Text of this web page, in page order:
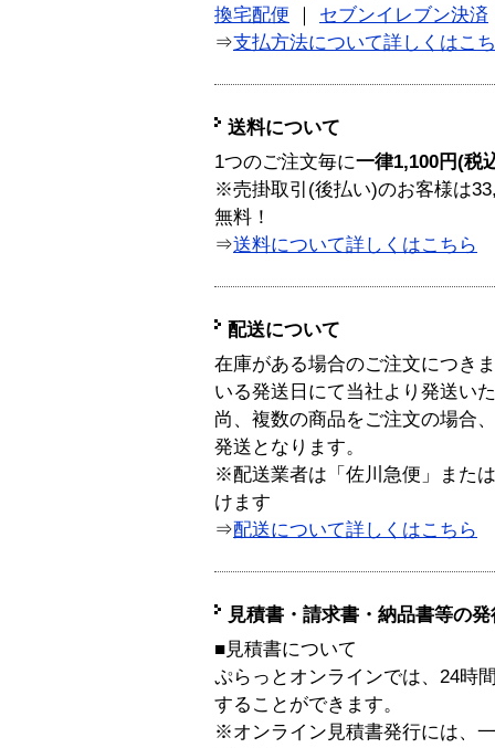
換宅配便
セブンイレブン決済
⇒支払方法について詳しくはこ
送料について
1つのご注文毎に一律1,100円(税
※売掛取引(後払い)のお客様は
無料！
⇒送料について詳しくはこちら
配送について
在庫がある場合のご注文につき
いる発送日にて当社より発送い
尚、複数の商品をご注文の場合
発送となります。
※配送業者は「佐川急便」また
けます
⇒配送について詳しくはこちら
見積書・請求書・納品書等の
■見積書について
ぷらっとオンラインでは、24時
することができます。
※オンライン見積書発行には、